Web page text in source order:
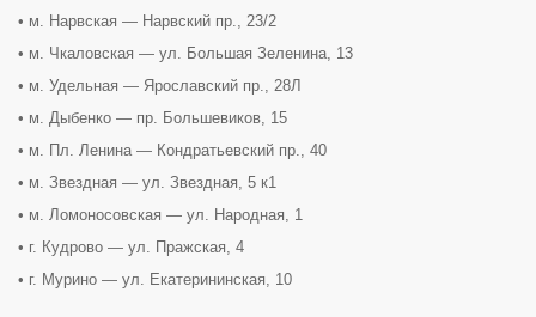
• м. Нарвская — Нарвский пр., 23/2
• м. Чкаловская — ул. Большая Зеленина, 13
• м. Удельная — Ярославский пр., 28Л
• м. Дыбенко — пр. Большевиков, 15
• м. Пл. Ленина — Кондратьевский пр., 40
• м. Звездная — ул. Звездная, 5 к1
• м. Ломоносовская — ул. Народная, 1
• г. Кудрово — ул. Пражская, 4
• г. Мурино — ул. Екатерининская, 10